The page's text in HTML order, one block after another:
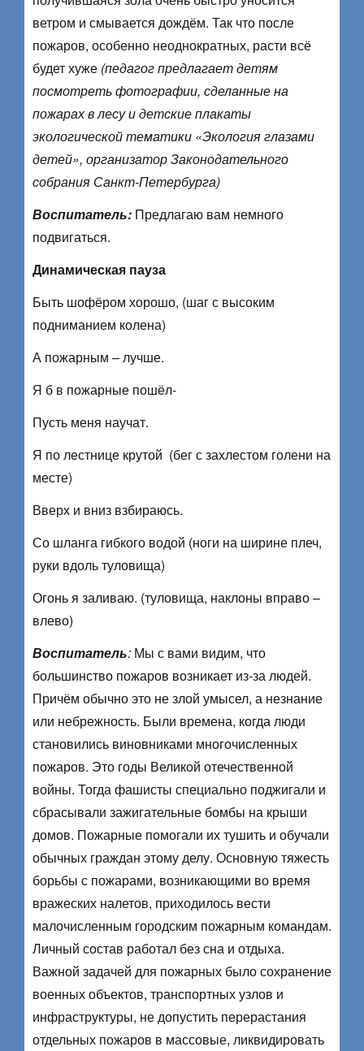
ветром и смывается дождём. Так что после
пожаров, особенно неоднократных, расти всё
будет хуже (педагог предлагает детям
посмотреть фотографии, сделанные на
пожарах в лесу и детские плакаты
экологической тематики «Экология глазами
детей», организатор Законодательного
собрания Санкт-Петербурга)
Воспитатель: Предлагаю вам немного
подвигаться.
Динамическая пауза
Быть шофёром хорошо, (шаг с высоким
подниманием колена)
А пожарным – лучше.
Я б в пожарные пошёл-
Пусть меня научат.
Я по лестнице крутой (бег с захлестом голени на
месте)
Вверх и вниз взбираюсь.
Со шланга гибкого водой (ноги на ширине плеч,
руки вдоль туловища)
Огонь я заливаю. (туловища, наклоны вправо –
влево)
Воспитатель: Мы с вами видим, что
большинство пожаров возникает из-за людей.
Причём обычно это не злой умысел, а незнание
или небрежность. Были времена, когда люди
становились виновниками многочисленных
пожаров. Это годы Великой отечественной
войны. Тогда фашисты специально поджигали и
сбрасывали зажигательные бомбы на крыши
домов. Пожарные помогали их тушить и обучали
обычных граждан этому делу. Основную тяжесть
борьбы с пожарами, возникающими во время
вражеских налетов, приходилось вести
малочисленным городским пожарным командам.
Личный состав работал без сна и отдыха.
Важной задачей для пожарных было сохранение
военных объектов, транспортных узлов и
инфраструктуры, не допустить перерастания
отдельных пожаров в массовые, ликвидировать